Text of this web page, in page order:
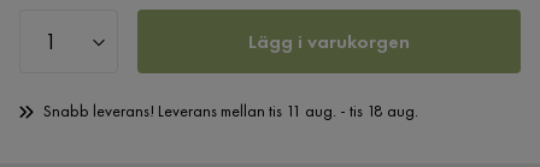
Lägg i varukorgen
Snabb leverans! Leverans mellan tis 11 aug. - tis 18 aug.